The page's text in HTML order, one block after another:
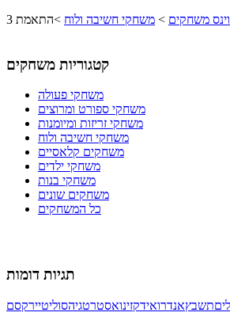
וינס משחקים > משחקי חשיבה ולוח >התאמת 3
קטגוריות משחקים
משחקי פעולה
משחקי ספורט ומרוצים
משחקי זריזות ומיומנות
משחקי חשיבה ולוח
משחקים קלאסיים
משחקי ילדים
משחקי בנות
משחקים שונים
כל המשחקים
תגיות דומות
תשבץאנדרואידקזינואסטרטגיהסוליטיירקסם